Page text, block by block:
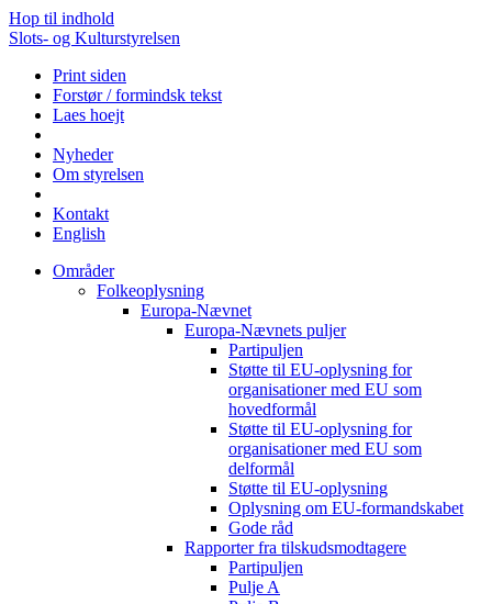
Hop til indhold
Slots- og Kulturstyrelsen
Print siden
Forstør / formindsk tekst
Laes hoejt
Nyheder
Om styrelsen
Kontakt
English
Områder
Folkeoplysning
Europa-Nævnet
Europa-Nævnets puljer
Partipuljen
Støtte til EU-oplysning for
organisationer med EU som
hovedformål
Støtte til EU-oplysning for
organisationer med EU som
delformål
Støtte til EU-oplysning
Oplysning om EU-formandskabet
Gode råd
Rapporter fra tilskudsmodtagere
Partipuljen
Pulje A